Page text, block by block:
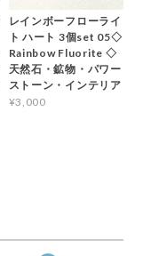
レインボーフローライ
ト ハート 3個set 05◇
Rainbow Fluorite ◇
天然石・鉱物・パワー
ストーン・インテリア
¥3,000